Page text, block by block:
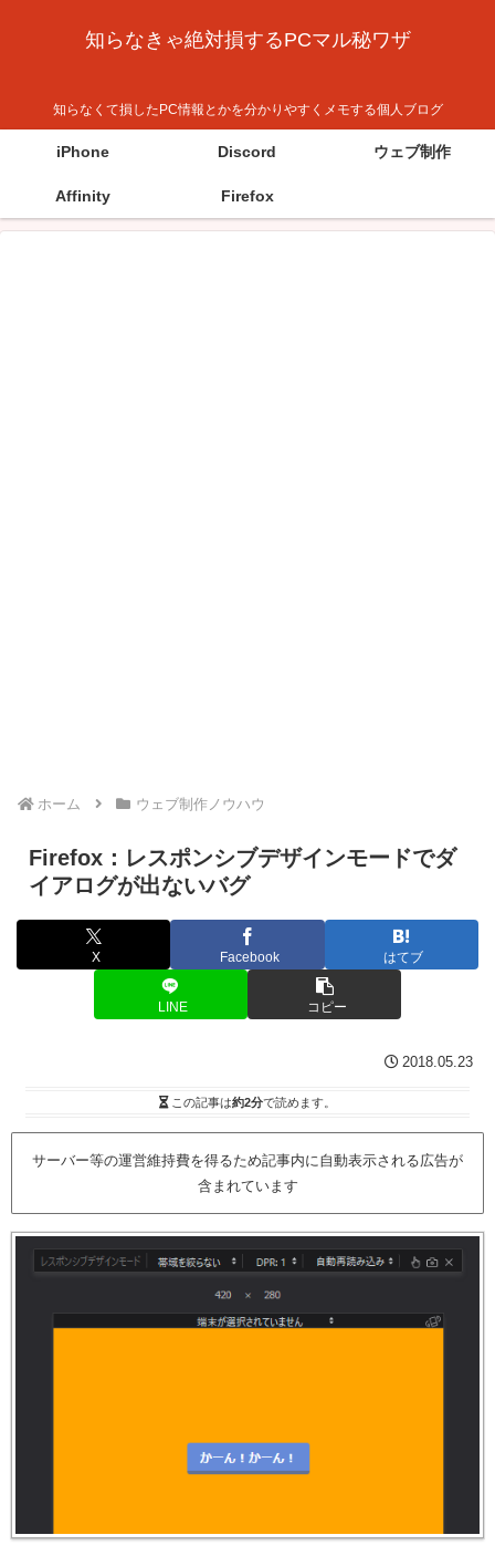
知らなきゃ絶対損するPCマル秘ワザ
知らなくて損したPC情報とかを分かりやすくメモする個人ブログ
iPhone Discord ウェブ制作
Affinity Firefox
ホーム ウェブ制作ノウハウ
Firefox：レスポンシブデザインモードでダ
イアログが出ないバグ
X Facebook はてブ
LINE コピー
2018.05.23
この記事は約2分で読めます。
サーバー等の運営維持費を得るため記事内に自動表示される広告が
含まれています